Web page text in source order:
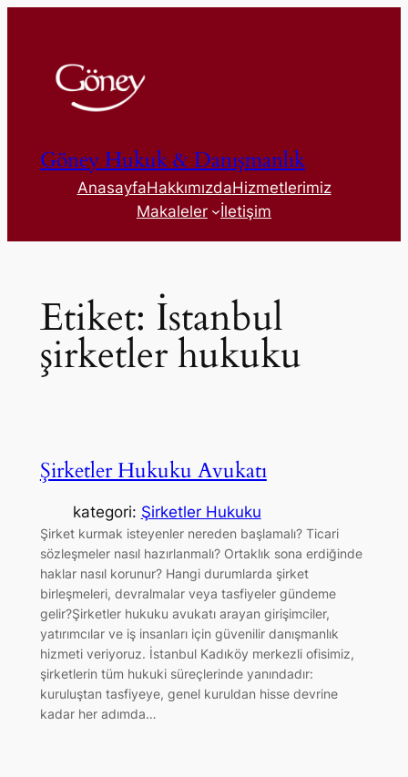
Göney Hukuk & Danışmanlık
AnasayfaHakkımızdaHizmetlerimiz
Makaleler
İletişim
Etiket: İstanbul
şirketler hukuku
Şirketler Hukuku Avukatı
kategori: Şirketler Hukuku
Şirket kurmak isteyenler nereden başlamalı? Ticari
sözleşmeler nasıl hazırlanmalı? Ortaklık sona erdiğinde
haklar nasıl korunur? Hangi durumlarda şirket
birleşmeleri, devralmalar veya tasfiyeler gündeme
gelir?Şirketler hukuku avukatı arayan girişimciler,
yatırımcılar ve iş insanları için güvenilir danışmanlık
hizmeti veriyoruz. İstanbul Kadıköy merkezli ofisimiz,
şirketlerin tüm hukuki süreçlerinde yanındadır:
kuruluştan tasfiyeye, genel kuruldan hisse devrine
kadar her adımda…